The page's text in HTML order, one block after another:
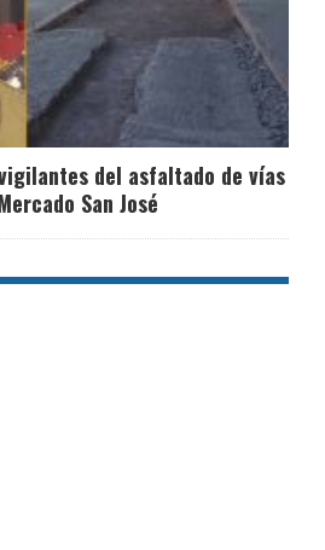
del asfaltado de vías
San José